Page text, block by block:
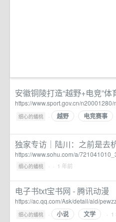
安徽铜陵打造“越野+电竞”
https://www.sport.gov.cn/
细心的蟠桃 · 越野 电竞赛事
独家专访｜陆川：之前是去
https://www.sohu.com/a/
细心的蟠桃 · · 1 年前
电子书txt宝书网 - 腾讯动漫
https://ac.qq.com/Ask/detail/aid/
细心的蟠桃 · 小说 文学 · 1